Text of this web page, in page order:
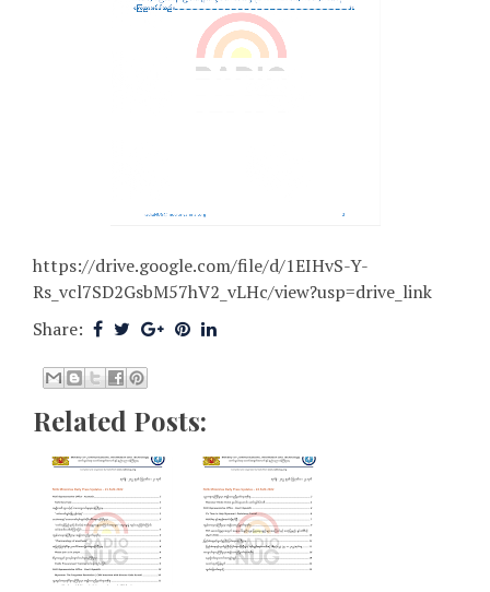
https://drive.google.com/file/d/1EIHvS-Y-
Rs_vcl7SD2GsbM57hV2_vLHc/view?usp=drive_link
Share:
Related Posts: